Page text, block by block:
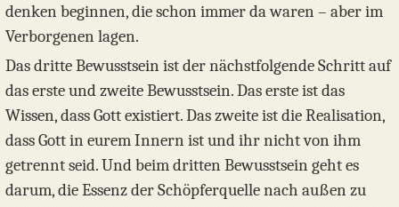
denken beginnen, die schon immer da waren – aber im
Verborgenen lagen.
Das dritte Bewusstsein ist der nächstfolgende Schritt auf
das erste und zweite Bewusstsein. Das erste ist das
Wissen, dass Gott existiert. Das zweite ist die Realisation,
dass Gott in eurem Innern ist und ihr nicht von ihm
getrennt seid. Und beim dritten Bewusstsein geht es
darum, die Essenz der Schöpferquelle nach außen zu